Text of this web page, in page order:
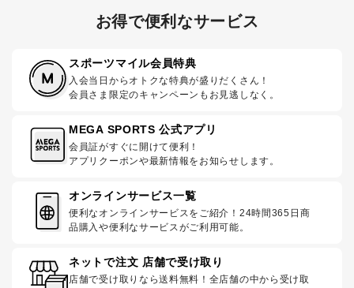
お得で便利なサービス
スポーツマイル会員特典
入会当日からオトクな特典が盛りだくさん！
会員さま限定のキャンペーンもお見逃しなく。
MEGA SPORTS 公式アプリ
会員証がすぐに開けて便利！
アプリクーポンや最新情報をお知らせします。
オンラインサービス一覧
便利なオンラインサービスをご紹介！24時間365日商
品購入や便利なサービスがご利用可能。
ネットで注文 店舗で受け取り
店舗で受け取りなら送料無料！全店舗の中から受け取